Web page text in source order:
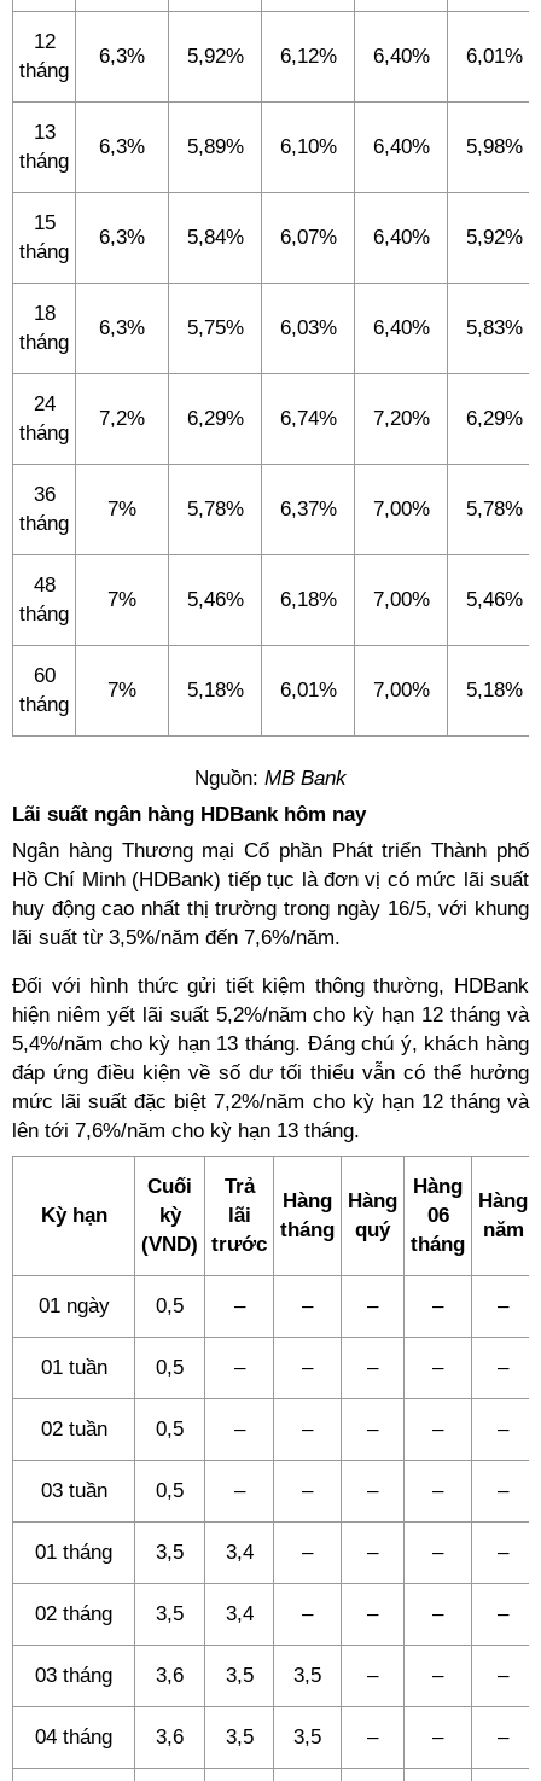
12
tháng
6,3% 5,92% 6,12% 6,40% 6,01%
13
tháng
6,3% 5,89% 6,10% 6,40% 5,98%
15
tháng
6,3% 5,84% 6,07% 6,40% 5,92%
18
tháng
6,3% 5,75% 6,03% 6,40% 5,83%
24
tháng
7,2% 6,29% 6,74% 7,20% 6,29%
36
tháng
7% 5,78% 6,37% 7,00% 5,78%
48
tháng
7% 5,46% 6,18% 7,00% 5,46%
60
tháng
7% 5,18% 6,01% 7,00% 5,18%
Nguồn: MB Bank
Lãi suất ngân hàng HDBank hôm nay
Ngân hàng Thương mại Cổ phần Phát triển Thành phố
Hồ Chí Minh (HDBank) tiếp tục là đơn vị có mức lãi suất
huy động cao nhất thị trường trong ngày 16/5, với khung
lãi suất từ 3,5%/năm đến 7,6%/năm.
Đối với hình thức gửi tiết kiệm thông thường, HDBank
hiện niêm yết lãi suất 5,2%/năm cho kỳ hạn 12 tháng và
5,4%/năm cho kỳ hạn 13 tháng. Đáng chú ý, khách hàng
đáp ứng điều kiện về số dư tối thiểu vẫn có thể hưởng
mức lãi suất đặc biệt 7,2%/năm cho kỳ hạn 12 tháng và
lên tới 7,6%/năm cho kỳ hạn 13 tháng.
Kỳ hạn
Cuối
kỳ
(VND)
Trả
lãi
trước
Hàng
tháng
Hàng
quý
Hàng
06
tháng
Hàng
năm
01 ngày 0,5 – – – – –
01 tuần 0,5 – – – – –
02 tuần 0,5 – – – – –
03 tuần 0,5 – – – – –
01 tháng 3,5 3,4 – – – –
02 tháng 3,5 3,4 – – – –
03 tháng 3,6 3,5 3,5 – – –
04 tháng 3,6 3,5 3,5 – – –